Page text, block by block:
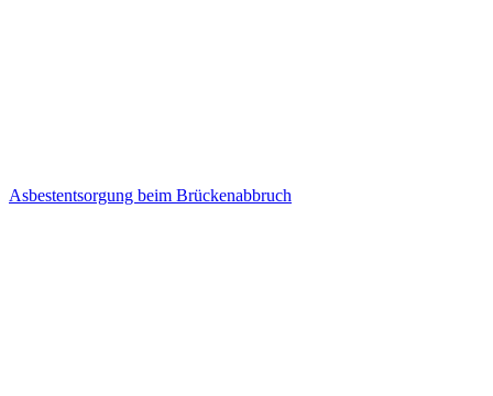
Asbest­entsorgung beim Brücken­abbruch